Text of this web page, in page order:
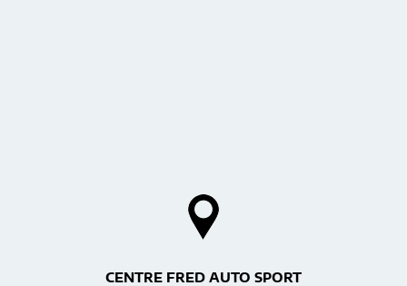
CENTRE FRED AUTO SPORT